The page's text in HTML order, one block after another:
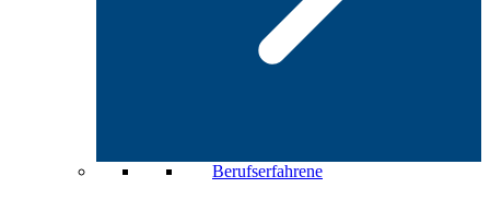
Berufserfahrene